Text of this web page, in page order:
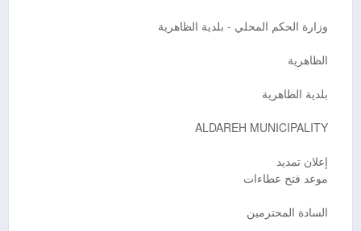
وزارة الحكم المحلي - بلدية الظاهرية
الظاهرية
بلدية الظاهرية
ALDAREH MUNICIPALITY
إعلان تمديد
موعد فتح عطاءات
السادة المحترمين